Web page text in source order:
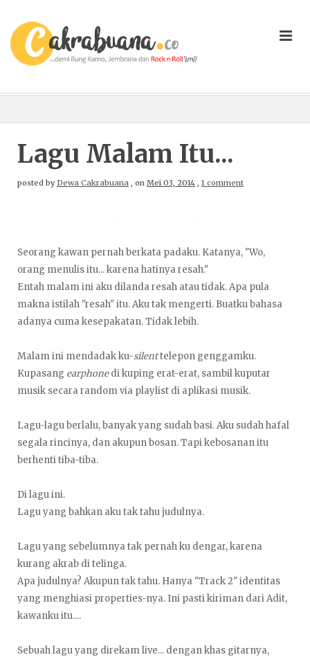
Lagu Malam Itu...
posted by Dewa Cakrabuana , on Mei 03, 2014 , 1 comment
Seorang kawan pernah berkata padaku. Katanya, "Wo,
orang menulis itu... karena hatinya resah."
Entah malam ini aku dilanda resah atau tidak. Apa pula
makna istilah "resah" itu. Aku tak mengerti. Buatku bahasa
adanya cuma kesepakatan. Tidak lebih.
Malam ini mendadak ku-silenttelepon genggamku.
Kupasang earphonedi kuping erat-erat, sambil kuputar
musik secara random via playlist di aplikasi musik.
Lagu-lagu berlalu, banyak yang sudah basi. Aku sudah hafal
segala rincinya, dan akupun bosan. Tapi kebosanan itu
berhenti tiba-tiba.
Di lagu ini.
Lagu yang bahkan aku tak tahu judulnya.
Lagu yang sebelumnya tak pernah ku dengar, karena
kurang akrab di telinga.
Apa judulnya? Akupun tak tahu. Hanya "Track 2" identitas
yang menghiasi properties-nya. Ini pasti kiriman dari Adit,
kawanku itu....
Sebuah lagu yang direkam live... dengan khas gitarnya,